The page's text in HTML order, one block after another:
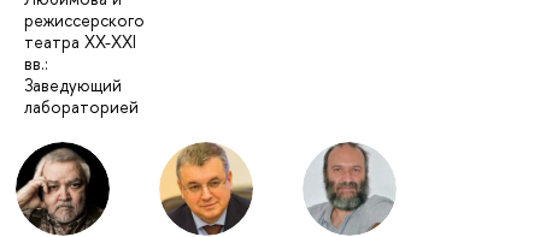
режиссерского
театра XX-XXI
вв.:
Заведующий
лабораторией